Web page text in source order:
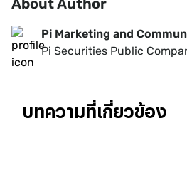
About Author
Pi Marketing and
Pi Securities Public
บทความที่เกี่ยวข้อง